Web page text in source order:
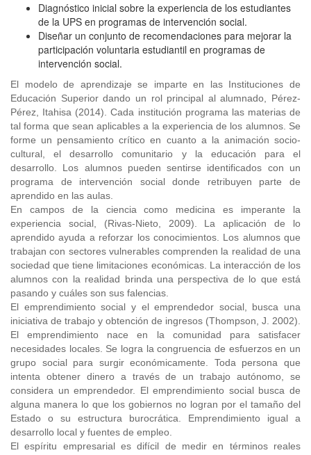
Diagnóstico inicial sobre la experiencia de los estudiantes
de la UPS en programas de intervención social.
Diseñar un conjunto de recomendaciones para mejorar la
participación voluntaria estudiantil en programas de
intervención social.
El modelo de aprendizaje se imparte en las Instituciones de
Educación Superior dando un rol principal al alumnado, Pérez-
Pérez, Itahisa (2014). Cada institución programa las materias de
tal forma que sean aplicables a la experiencia de los alumnos. Se
forme un pensamiento crítico en cuanto a la animación socio-
cultural, el desarrollo comunitario y la educación para el
desarrollo. Los alumnos pueden sentirse identificados con un
programa de intervención social donde retribuyen parte de
aprendido en las aulas.
En campos de la ciencia como medicina es imperante la
experiencia social, (Rivas-Nieto, 2009). La aplicación de lo
aprendido ayuda a reforzar los conocimientos. Los alumnos que
trabajan con sectores vulnerables comprenden la realidad de una
sociedad que tiene limitaciones económicas. La interacción de los
alumnos con la realidad brinda una perspectiva de lo que está
pasando y cuáles son sus falencias.
El emprendimiento social y el emprendedor social, busca una
iniciativa de trabajo y obtención de ingresos (Thompson, J. 2002).
El emprendimiento nace en la comunidad para satisfacer
necesidades locales. Se logra la congruencia de esfuerzos en un
grupo social para surgir económicamente. Toda persona que
intenta obtener dinero a través de un trabajo autónomo, se
considera un emprendedor. El emprendimiento social busca de
alguna manera lo que los gobiernos no logran por el tamaño del
Estado o su estructura burocrática. Emprendimiento igual a
desarrollo local y fuentes de empleo.
El espíritu empresarial es difícil de medir en términos reales